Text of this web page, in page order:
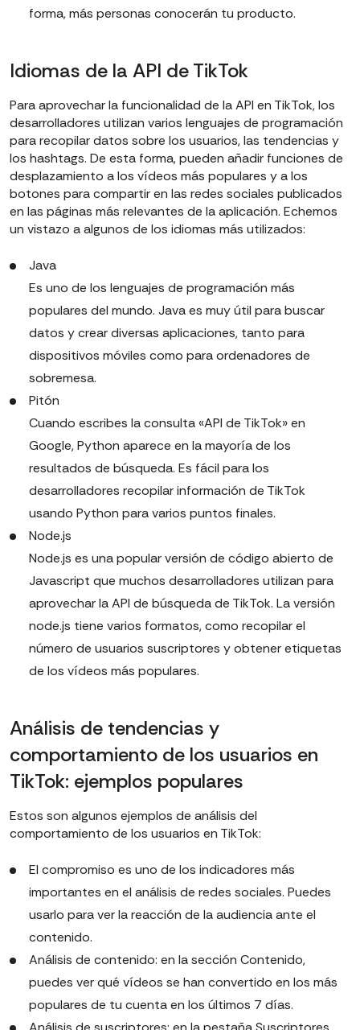
forma, más personas conocerán tu producto.
Idiomas de la API de TikTok
Para aprovechar la funcionalidad de la API en TikTok, los
desarrolladores utilizan varios lenguajes de programación
para recopilar datos sobre los usuarios, las tendencias y
los hashtags. De esta forma, pueden añadir funciones de
desplazamiento a los vídeos más populares y a los
botones para compartir en las redes sociales publicados
en las páginas más relevantes de la aplicación. Echemos
un vistazo a algunos de los idiomas más utilizados:
Java
Es uno de los lenguajes de programación más
populares del mundo. Java es muy útil para buscar
datos y crear diversas aplicaciones, tanto para
dispositivos móviles como para ordenadores de
sobremesa.
Pitón
Cuando escribes la consulta «API de TikTok» en
Google, Python aparece en la mayoría de los
resultados de búsqueda. Es fácil para los
desarrolladores recopilar información de TikTok
usando Python para varios puntos finales.
Node.js
Node.js es una popular versión de código abierto de
Javascript que muchos desarrolladores utilizan para
aprovechar la API de búsqueda de TikTok. La versión
node.js tiene varios formatos, como recopilar el
número de usuarios suscriptores y obtener etiquetas
de los vídeos más populares.
Análisis de tendencias y
comportamiento de los usuarios en
TikTok: ejemplos populares
Estos son algunos ejemplos de análisis del
comportamiento de los usuarios en TikTok:
El compromiso es uno de los indicadores más
importantes en el análisis de redes sociales. Puedes
usarlo para ver la reacción de la audiencia ante el
contenido.
Análisis de contenido: en la sección Contenido,
puedes ver qué vídeos se han convertido en los más
populares de tu cuenta en los últimos 7 días.